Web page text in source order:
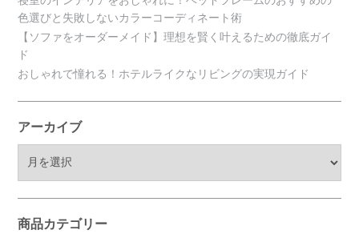
色選びと失敗しないカラーコーディネート術
【ソファをオーダーメイド】理想を賢く叶えるための徹底ガイ
ド
おしゃれで憧れる！ホテルライクなリビングの実現ガイド
アーカイブ
ブ
商品カテゴリー